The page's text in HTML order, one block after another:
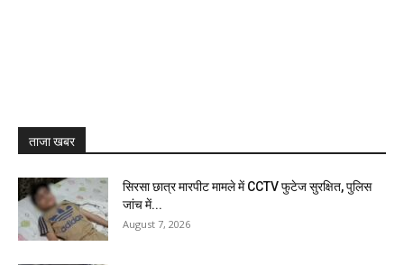
ताजा खबर
सिरसा छात्र मारपीट मामले में CCTV फुटेज सुरक्षित, पुलिस
जांच में...
August 7, 2026